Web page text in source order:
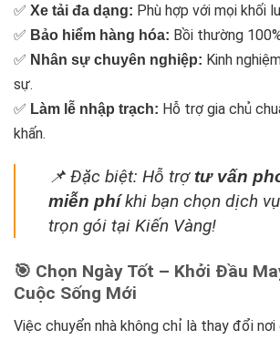
✅ Xe tải đa dạng: Phù hợp với mọi khối
✅ Bảo hiểm hàng hóa: Bồi thường
✅ Nhân sự chuyên nghiệp: Kinh
sự.
✅ Làm lễ nhập trạch: Hỗ trợ gia chủ
khấn.
📌 Đặc biệt: Hỗ trợ tư vấn
miễn phíkhi bạn chọn dịch
trọn gói tại Kiến Vàng!
🎯 Chọn Ngày Tốt – Khởi Đầu
Cuộc Sống Mới
Việc chuyển nhà không chỉ là thay đổi nơi